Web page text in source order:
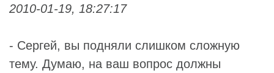
2010-01-19, 18:27:17
- Сергей, вы подняли слишком сложную
тему. Думаю, на ваш вопрос должны